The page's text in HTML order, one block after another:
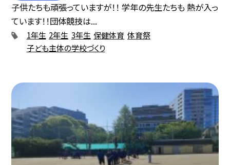
子供たちも頑張っていますが！！ 学年の先生たちも 熱が入っ
ています！！団体競技は...
1年生 2年生 3年生 保健体育 体育祭
子ども主体の学校づくり